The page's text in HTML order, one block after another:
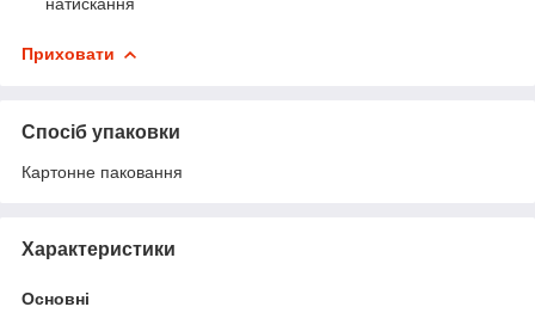
Приховати
Спосіб упаковки
Картонне паковання
Характеристики
Основні